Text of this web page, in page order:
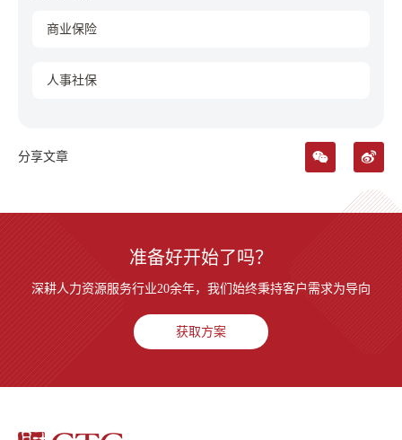
商业保险
人事社保
分享文章
准备好开始了吗？
深耕人力资源服务行业20余年，我们始终秉持客户需求为导向
获取方案